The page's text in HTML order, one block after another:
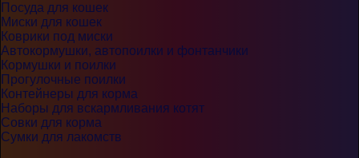
Посуда для кошек
Миски для кошек
Коврики под миски
Автокормушки, автопоилки и фонтанчики
Кормушки и поилки
Прогулочные поилки
Контейнеры для корма
Наборы для вскармливания котят
Совки для корма
Сумки для лакомств